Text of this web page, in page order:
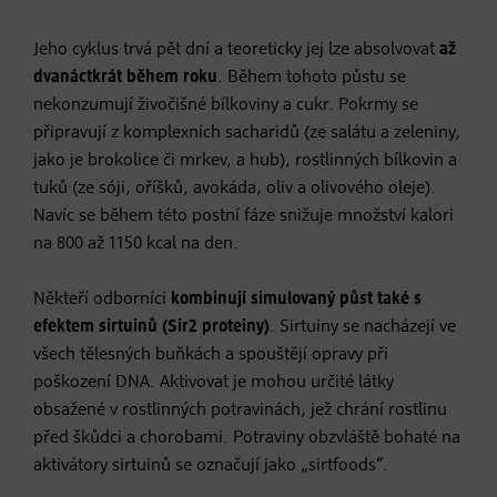
Jeho cyklus trvá pět dní a teoreticky jej lze absolvovat až
dvanáctkrát během roku. Během tohoto půstu se
nekonzumují živočišné bílkoviny a cukr. Pokrmy se
připravují z komplexních sacharidů (ze salátu a zeleniny,
jako je brokolice či mrkev, a hub), rostlinných bílkovin a
tuků (ze sóji, oříšků, avokáda, oliv a olivového oleje).
Navíc se během této postní fáze snižuje množství kalori
na 800 až 1150 kcal na den.
Někteří odborníci kombinují simulovaný půst také s
efektem sirtuinů (Sir2 proteiny). Sirtuiny se nacházejí ve
všech tělesných buňkách a spouštějí opravy při
poškození DNA. Aktivovat je mohou určité látky
obsažené v rostlinných potravinách, jež chrání rostlinu
před škůdci a chorobami. Potraviny obzvláště bohaté na
aktivátory sirtuinů se označují jako „sirtfoods“.